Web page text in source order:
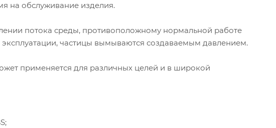
на обслуживание изделия.
потока среды, противоположному нормальной работе
частицы вымываются создаваемым давлением.
применяется для различных целей и в широкой